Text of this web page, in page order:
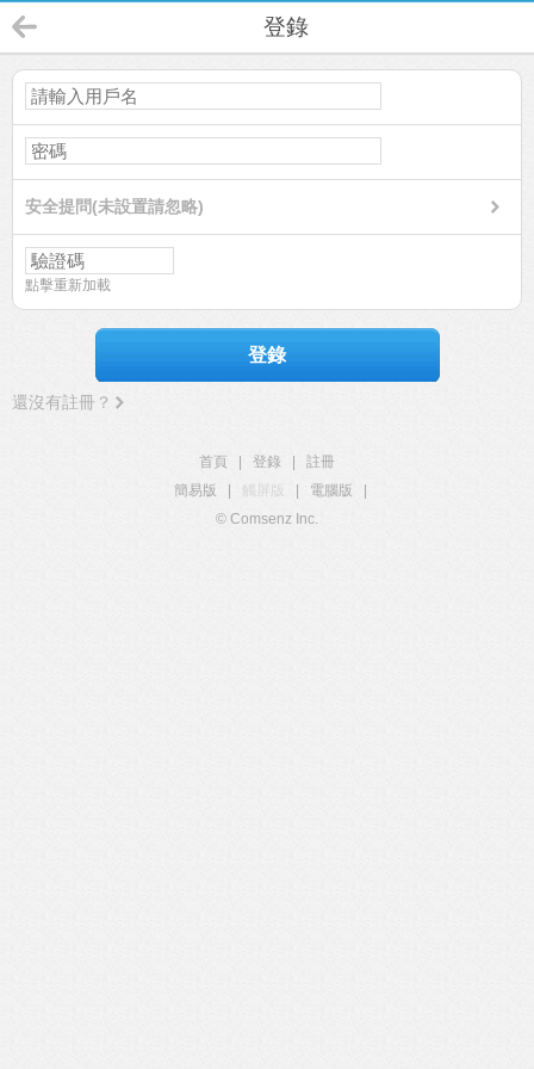
登錄
安全提問(未設置請忽略)
點擊重新加載
登錄
還沒有註冊？
首頁 登錄
註冊
簡易版
觸屏版 電腦版
© Comsenz Inc.